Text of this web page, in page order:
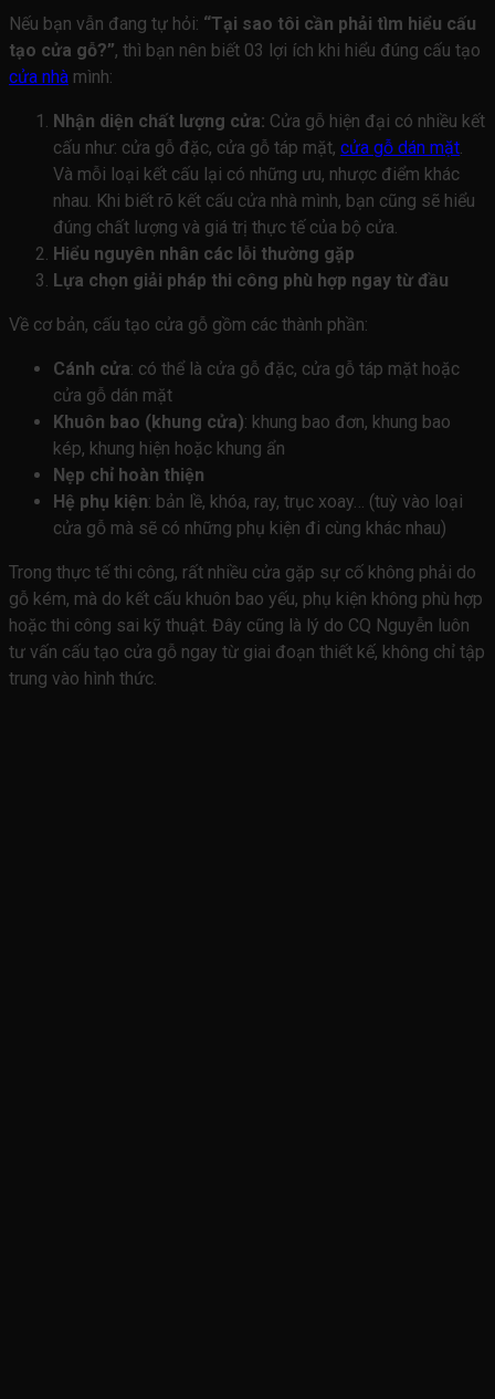
Nếu bạn vẫn đang tự hỏi: “Tại sao tôi cần phải tìm hiểu cấu
tạo cửa gỗ?”, thì bạn nên biết 03 lợi ích khi hiểu đúng cấu tạo
cửa nhà mình:
Nhận diện chất lượng cửa: Cửa gỗ hiện đại có nhiều kết
cấu như: cửa gỗ đặc, cửa gỗ táp mặt, cửa gỗ dán mặt
Và mỗi loại kết cấu lại có những ưu, nhược điểm khác
nhau. Khi biết rõ kết cấu cửa nhà mình, bạn cũng sẽ hiểu
đúng chất lượng và giá trị thực tế của bộ cửa.
Hiểu nguyên nhân các lỗi thường gặp
Lựa chọn giải pháp thi công phù hợp ngay từ đầu
Về cơ bản, cấu tạo cửa gỗ gồm các thành phần:
Cánh cửa: có thể là cửa gỗ đặc, cửa gỗ táp mặt hoặc
cửa gỗ dán mặt
Khuôn bao (khung cửa): khung bao đơn, khung bao
kép, khung hiện hoặc khung ẩn
Nẹp chỉ hoàn thiện
Hệ phụ kiện: bản lề, khóa, ray, trục xoay… (tuỳ vào loại
cửa gỗ mà sẽ có những phụ kiện đi cùng khác nhau)
Trong thực tế thi công, rất nhiều cửa gặp sự cố không phải do
gỗ kém, mà do kết cấu khuôn bao yếu, phụ kiện không phù hợp
hoặc thi công sai kỹ thuật. Đây cũng là lý do CQ Nguyễn luôn
tư vấn cấu tạo cửa gỗ ngay từ giai đoạn thiết kế, không chỉ tập
trung vào hình thức.